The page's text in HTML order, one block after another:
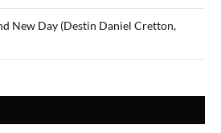
New Day (Destin Daniel Cretton,